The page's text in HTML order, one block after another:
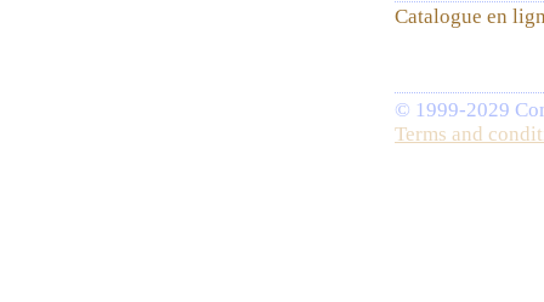
Catalogue en
© 1999-2029
Terms and